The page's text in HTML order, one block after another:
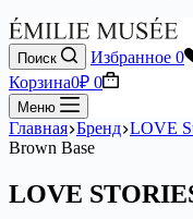
Поиск Избранное 0
Корзина0₽ 0
Меню
Главная Бренд LOVE
Brown Base
LOVE